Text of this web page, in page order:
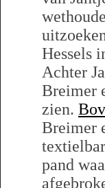
Hessels
Achter
Breimer
zien.
Breimer
pand